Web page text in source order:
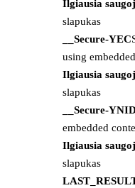
Ilgiausia
slapukas
__Secure-YEC
using
Ilgiausia
slapukas
__Secure-YNID
embedded
Ilgiausia
slapukas